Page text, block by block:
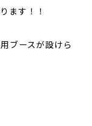
ます！！
ブースが設けら